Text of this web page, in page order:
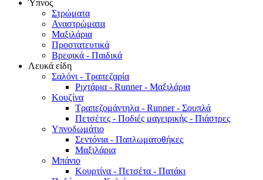
Ύπνος
Στρώματα
Αναστρώματα
Μαξιλάρια
Προστατευτικά
Βρεφικά - Παιδικά
Λευκά είδη
Σαλόνι - Τραπεζαρία
Ριχτάρια - Runner - Μαξιλάρια
Κουζίνα
Τραπεζομάντηλα - Runner - Σουπλά
Πετσέτες - Ποδιές μαγειρικής - Πιάστρες
Υπνοδωμάτιο
Σεντόνια - Παπλωματοθήκες
Μαξιλάρια
Μπάνιο
Κουρτίνα - Πετσέτα - Πατάκι